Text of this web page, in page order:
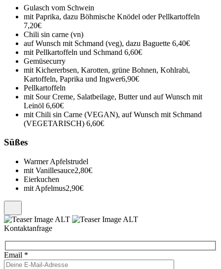
Gulasch vom Schwein
mit Paprika, dazu Böhmische Knödel oder Pellkartoffeln
7,20€
Chili sin carne (vn)
auf Wunsch mit Schmand (veg), dazu Baguette 6,40€
mit Pellkartoffeln und Schmand 6,60€
Gemüsecurry
mit Kichererbsen, Karotten, grüne Bohnen, Kohlrabi,
Kartoffeln, Paprika und Ingwer6,90€
Pellkartoffeln
mit Sour Creme, Salatbeilage, Butter und auf Wunsch mit
Leinöl 6,60€
mit Chili sin Carne (VEGAN), auf Wunsch mit Schmand
(VEGETARISCH) 6,60€
Süßes
Warmer Apfelstrudel
mit Vanillesauce2,80€
Eierkuchen
mit Apfelmus2,90€
Kontaktanfrage
Email *